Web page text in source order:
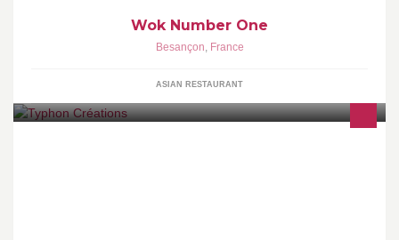
Wok Number One
Besançon, France
ASIAN RESTAURANT